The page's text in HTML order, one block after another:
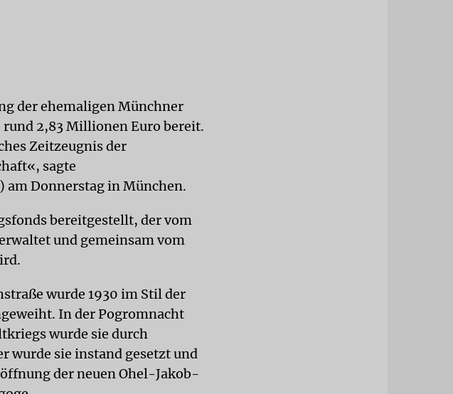
der ehemaligen Münchner
rund 2,83 Millionen Euro bereit.
Zeitzeugnis der
sagte
am Donnerstag in München.
bereitgestellt, der vom
und gemeinsam vom
wurde 1930 im Stil der
In der Pogromnacht
wurde sie durch
wurde sie instand gesetzt und
der neuen Ohel-Jakob-